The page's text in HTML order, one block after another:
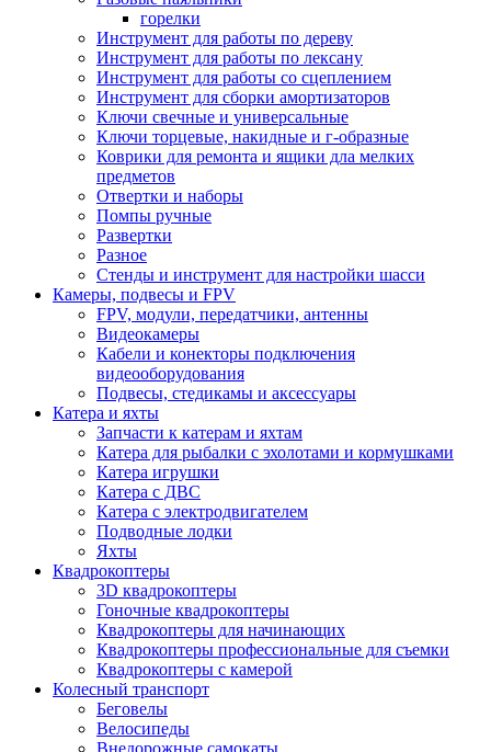
горелки
Инструмент для работы по дереву
Инструмент для работы по лексану
Инструмент для работы со сцеплением
Инструмент для сборки амортизаторов
Ключи свечные и универсальные
Ключи торцевые, накидные и г-образные
Коврики для ремонта и ящики дла мелких
предметов
Отвертки и наборы
Помпы ручные
Развертки
Разное
Стенды и инструмент для настройки шасси
Камеры, подвесы и FPV
FPV, модули, передатчики, антенны
Видеокамеры
Кабели и конекторы подключения
видеооборудования
Подвесы, стедикамы и аксессуары
Катера и яхты
Запчасти к катерам и яхтам
Катера для рыбалки с эхолотами и кормушками
Катера игрушки
Катера с ДВС
Катера с электродвигателем
Подводные лодки
Яхты
Квадрокоптеры
3D квадрокоптеры
Гоночные квадрокоптеры
Квадрокоптеры для начинающих
Квадрокоптеры профессиональные для съемки
Квадрокоптеры с камерой
Колесный транспорт
Беговелы
Велосипеды
Внедорожные самокаты